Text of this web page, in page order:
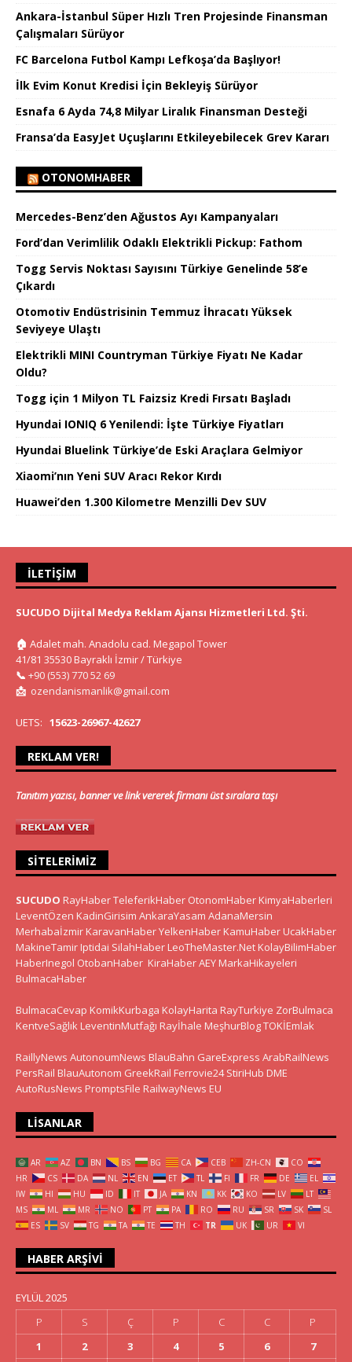
Ankara-İstanbul Süper Hızlı Tren Projesinde Finansman
Çalışmaları Sürüyor
FC Barcelona Futbol Kampı Lefkoşa’da Başlıyor!
İlk Evim Konut Kredisi İçin Bekleyiş Sürüyor
Esnafa 6 Ayda 74,8 Milyar Liralık Finansman Desteği
Fransa’da EasyJet Uçuşlarını Etkileyebilecek Grev Kararı
OTONOMHABER
Mercedes-Benz’den Ağustos Ayı Kampanyaları
Ford’dan Verimlilik Odaklı Elektrikli Pickup: Fathom
Togg Servis Noktası Sayısını Türkiye Genelinde 58’e
Çıkardı
Otomotiv Endüstrisinin Temmuz İhracatı Yüksek
Seviyeye Ulaştı
Elektrikli MINI Countryman Türkiye Fiyatı Ne Kadar
Oldu?
Togg için 1 Milyon TL Faizsiz Kredi Fırsatı Başladı
Hyundai IONIQ 6 Yenilendi: İşte Türkiye Fiyatları
Hyundai Bluelink Türkiye’de Eski Araçlara Gelmiyor
Xiaomi’nın Yeni SUV Aracı Rekor Kırdı
Huawei’den 1.300 Kilometre Menzilli Dev SUV
İLETIŞIM
SUCUDO Dijital Medya Reklam Ajansı Hizmetleri Ltd. Şti.
🏠 Adalet mah. Anadolu cad. Megapol Tower
41/81 35530 Bayraklı İzmir / Türkiye
📞 +90 (553) 770 52 69
📩 ozendanismanlik@gmail.com
UETS: 15623-26967-42627
REKLAM VER!
Tanıtım yazısı, banner ve link vererek firmanı üst sıralara taşı
SITELERIMIZ
SUCUDO RayHaberTeleferikHaber OtonomHaber KimyaHaberleri
LeventÖzen KadinGirisim AnkaraYasam AdanaMersin
Merhabaİzmir KaravanHaberYelkenHaber KamuHaber UcakHaber
MakineTamir Iptidai SilahHaber LeoTheMaster.Net KolayBilimHaber
HaberInegol OtobanHaber KiraHaberAEY MarkaHikayeleri
BulmacaHaber
BulmacaCevap KomikKurbaga KolayHarita RayTurkiye ZorBulmaca
KentveSağlık LeventinMutfağı Rayİhale MeşhurBlogTOKİEmlak
RaillyNews AutonoumNews BlauBahn GareExpress ArabRailNews
PersRail BlauAutonom GreekRail Ferrovie24 StiriHub DME
AutoRusNews PromptsFile RailwayNews EU
LISANLAR
AR AZ BN BS BG CA CEB ZH-CN
CO
HR
CS DA NL EN ET TL FI FR DE
EL
IW
HI HU ID IT JA KN KK KO LV
LT
MS
ML MR NO PT PA RO RU SR SK
SL
ES
SV TG TA TE TH TR UK UR VI
HABER ARŞIVI
EYLÜL 2025
P
S Ç P C C
P
1
2 3 4 5 6 7